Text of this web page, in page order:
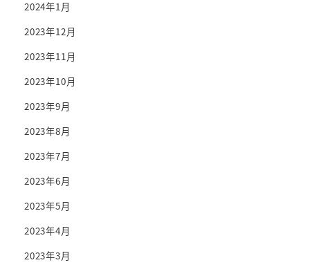
2024年1月
2023年12月
2023年11月
2023年10月
2023年9月
2023年8月
2023年7月
2023年6月
2023年5月
2023年4月
2023年3月